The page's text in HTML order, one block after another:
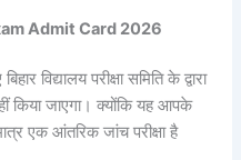
Admit Card 2026
विद्यालय परीक्षा समिति के द्वारा
किया जाएगा। क्योंकि यह आपके
एक आंतरिक जांच परीक्षा है